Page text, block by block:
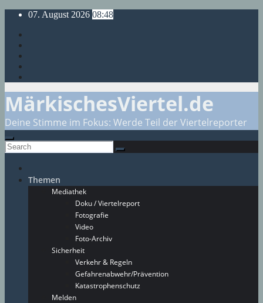
Skip
content
07. August 2026 08:48
MärkischesViertel.de
Deine Stimme im Fokus: Werde Teil der Viertelreporter
Themen
Mediathek
Doku / Viertelreport
Fotografie
Video
Foto-Archiv
Sicherheit
Verkehr & Regeln
Gefahrenabwehr/Prävention
Katastrophenschutz
Melden